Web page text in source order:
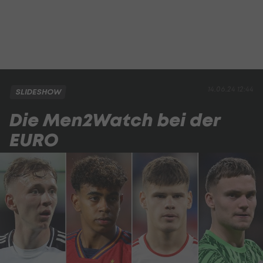
SLIDESHOW
Die Men2Watch bei der
EURO